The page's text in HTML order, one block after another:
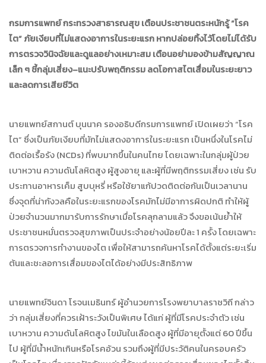
กรมการแพทย์ กระทรวงสาธารณสุข เตือนประชาชนตระหนักรู้ “โรค
ไต” ภัยเงียบที่ไม่แสดงอาการในระยะแรก หากปล่อยทิ้งไว้โดยไม่ได้รับ
การตรวจวินิจฉัยและดูแลอย่างเหมาะสม เตือนอย่ามองข้ามสัญญาณ
เล็ก ๆ ชี้กลุ่มเสี่ยง–แนะปรับพฤติกรรม ลดโอกาสไตเสื่อมในระยะยาว
และลดการเสียชีวิต
นายแพทย์สกานต์ บุนนาค รองอธิบดีกรมการแพทย์ เปิดเผยว่า “โรค
ไต” ซึ่งเป็นภัยเงียบที่มักไม่แสดงอาการในระยะแรก เป็นหนึ่งในโรคไม่
ติดต่อเรื้อรัง (NCDs) ที่พบมากขึ้นในคนไทย โดยเฉพาะในกลุ่มผู้ป่วย
เบาหวาน ความดันโลหิตสูง ผู้สูงอายุ และผู้ที่มีพฤติกรรมเสี่ยง เช่น รับ
ประทานอาหารเค็ม สูบบุหรี่ หรือใช้ยาแก้ปวดติดต่อกันเป็นเวลานาน
ซึ่งจุดที่น่ากังวลคือในระยะแรกของโรคมักไม่มีอาการผิดปกติ ทำให้ผู้
ป่วยจำนวนมากมารับการรักษาเมื่อโรคลุกลามแล้ว จึงขอเน้นย้ำให้
ประชาชนหมั่นตรวจสุขภาพเป็นประจำอย่างน้อยปีละ 1 ครั้ง โดยเฉพาะ
การตรวจการทำงานของไต เพื่อให้สามารถค้นหาโรคได้ตั้งแต่ระยะเริ่ม
ต้นและชะลอการเสื่อมของไตได้อย่างมีประสิทธิภาพ
นายแพทย์จินดา โรจนเมธินทร์ ผู้อำนวยการโรงพยาบาลราชวิถี กล่าว
ว่า กลุ่มเสี่ยงที่ควรเฝ้าระวังเป็นพิเศษ ได้แก่ ผู้ที่มีโรคประจำตัว เช่น
เบาหวาน ความดันโลหิตสูง ไขมันในเลือดสูง ผู้ที่มีอายุตั้งแต่ 60 ปีขึ้น
ไป ผู้ที่มีน้ำหนักเกินหรือโรคอ้วน รวมถึงผู้ที่มีประวัติคนในครอบครัว